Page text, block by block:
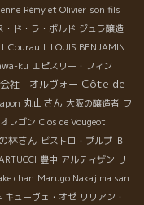
Rémy et Olivier son fils
・ド・ラ・ボルド ジュラ醸造
Courault LOUIS BENJAMIN
ku エピスリー・フィン
社 オルヴォー Côte de
丸山さん 大阪の醸造者 フ
レゴン Clos de Vougeot
林さん ビストロ・プルプ Ｂ
豊中 アルティザン リ
chan Marugo Nakajima san
キューヴェ・オゼ リリアン・